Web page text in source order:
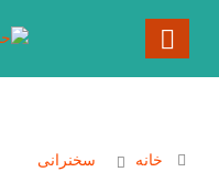
خانه سخنرانی